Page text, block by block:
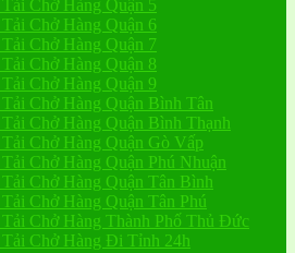
Chở Hàng Quận 5
Chở Hàng Quận 6
Chở Hàng Quận 7
Chở Hàng Quận 8
Chở Hàng Quận 9
Chở Hàng Quận Bình Tân
Chở Hàng Quận Bình Thạnh
Chở Hàng Quận Gò Vấp
Chở Hàng Quận Phú Nhuận
Chở Hàng Quận Tân Bình
Chở Hàng Quận Tân Phú
Chở Hàng Thành Phố Thủ Đức
Chở Hàng Đi Tỉnh 24h